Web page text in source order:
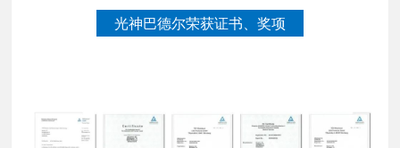
光神巴德尔荣获证书、奖项